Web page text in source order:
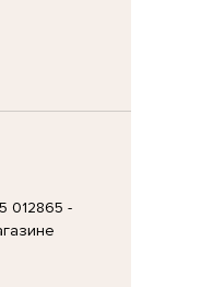
012865 -